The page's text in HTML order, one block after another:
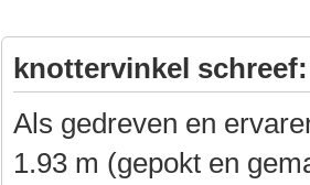
knottervinkel schreef:
Als gedreven en
1.93 m (gepokt en